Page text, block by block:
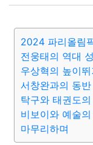
2024 파리올림
전웅태의 역대
우상혁의 높이
서창완과의 동
탁구와 태권도의
비보이와 예술
마무리하며